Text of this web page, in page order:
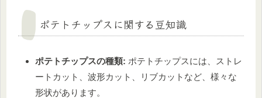
ポテトチップスに関する豆知識
ポテトチップスの種類: ポテトチップスには、ストレ
ートカット、波形カット、リブカットなど、様々な
形状があります。